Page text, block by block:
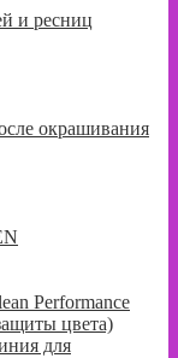
и ресниц
окрашивания
Performance
цвета)
для